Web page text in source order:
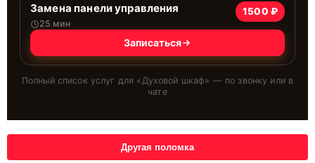
Замена панели управления
25 мин
1500 ₽
Записаться
Полный список услуг для «Духовой шкаф» — по звонку или в
чате
Другая поломка